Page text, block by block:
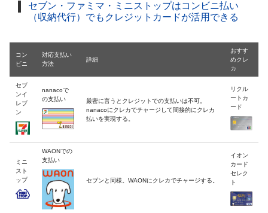
セブン・ファミマ・ミニストップはコンビニ払い
（収納代行）でもクレジットカードが活用できる
コン
ビニ
対応支払い
方法
詳細
おすす
めクレ
カ
セブ
ンイ
レブ
ン
nanacoで
の支払い
厳密に言うとクレジットでの支払いは不可。
nanacoにクレカでチャージして間接的にクレカ
払いを実現する。
リクル
ートカ
ード
ミニ
スト
ップ
WAONでの
支払い
セブンと同様。WAONにクレカでチャージする。
イオン
カード
セレク
ト